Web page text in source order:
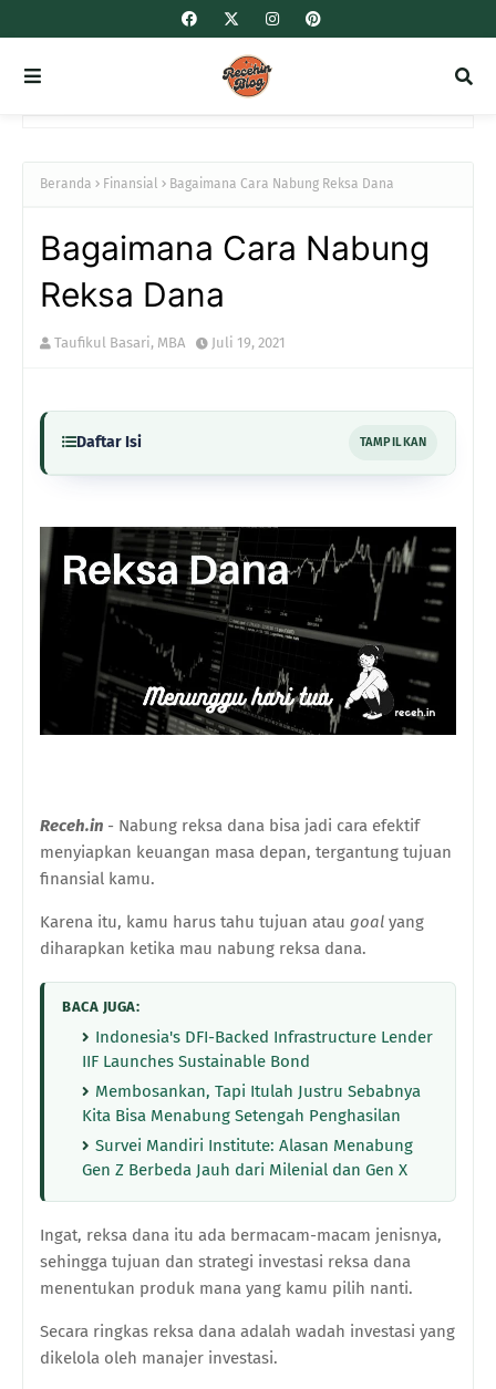
Beranda Finansial Bagaimana Cara Nabung Reksa Dana
Bagaimana Cara Nabung
Reksa Dana
Taufikul Basari, MBA Juli 19, 2021
Daftar Isi TAMPILKAN
Receh.in - Nabung reksa dana bisa jadi cara efektif
menyiapkan keuangan masa depan, tergantung tujuan
finansial kamu.
Karena itu, kamu harus tahu tujuan atau goal yang
diharapkan ketika mau nabung reksa dana.
BACA JUGA:
Indonesia's DFI-Backed Infrastructure Lender
IIF Launches Sustainable Bond
Membosankan, Tapi Itulah Justru Sebabnya
Kita Bisa Menabung Setengah Penghasilan
Survei Mandiri Institute: Alasan Menabung
Gen Z Berbeda Jauh dari Milenial dan Gen X
Ingat, reksa dana itu ada bermacam-macam jenisnya,
sehingga tujuan dan strategi investasi reksa dana
menentukan produk mana yang kamu pilih nanti.
Secara ringkas reksa dana adalah wadah investasi yang
dikelola oleh manajer investasi.